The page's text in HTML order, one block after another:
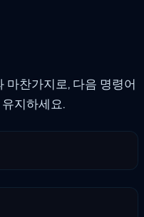
마찬가지로, 다음 명령어
지하세요.